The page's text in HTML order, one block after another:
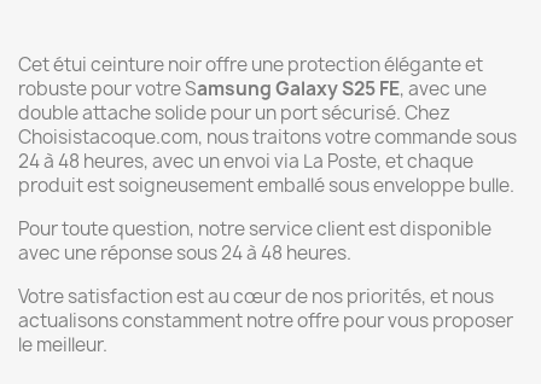
Cet étui ceinture noir offre une protection élégante et
robuste pour votre Samsung Galaxy S25FE, avec une
double attache solide pour un port sécurisé. Chez
Choisistacoque.com, nous traitons votre commande sous
24 à 48 heures, avec un envoi via La Poste, et chaque
produit est soigneusement emballé sous enveloppe bulle.
Pour toute question, notre service client est disponible
avec une réponse sous 24 à 48 heures.
Votre satisfaction est au cœur de nos priorités, et nous
actualisons constamment notre offre pour vous proposer
le meilleur.